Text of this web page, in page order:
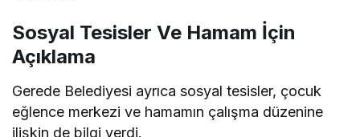
Sosyal Tesisler Ve Hamam İçin
Açıklama
Gerede Belediyesi ayrıca sosyal tesisler, çocuk
eğlence merkezi ve hamamın çalışma düzenine
ilişkin de bilgi verdi.